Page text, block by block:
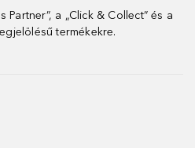
Partner”, a „Click & Collect” és a
termékekre.